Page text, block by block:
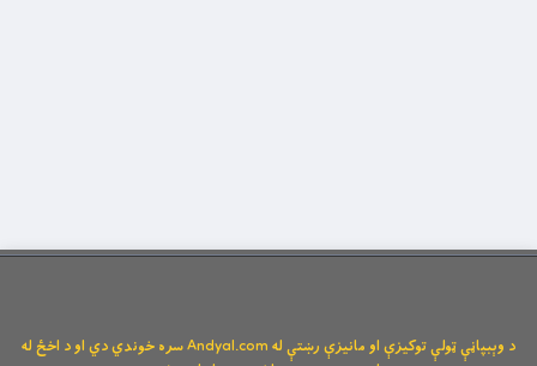
د وېبپاڼې ټولې توکیزې او مانیزې رښتې له Andyal.com سره خوندي دي او د اخځ له